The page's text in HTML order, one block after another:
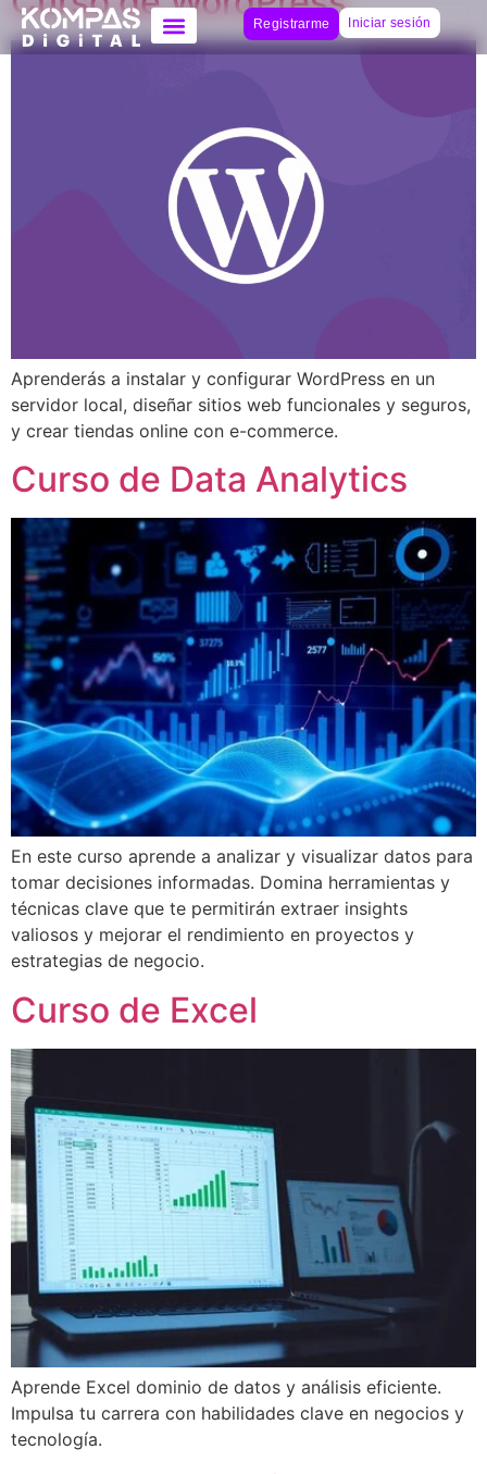
Registrarme Iniciar sesión
Aprenderás a instalar y configurar WordPress en un
servidor local, diseñar sitios web funcionales y seguros,
y crear tiendas online con e-commerce.
Curso de Data Analytics
En este curso aprende a analizar y visualizar datos para
tomar decisiones informadas. Domina herramientas y
técnicas clave que te permitirán extraer insights
valiosos y mejorar el rendimiento en proyectos y
estrategias de negocio.
Curso de Excel
Aprende Excel dominio de datos y análisis eficiente.
Impulsa tu carrera con habilidades clave en negocios y
tecnología.